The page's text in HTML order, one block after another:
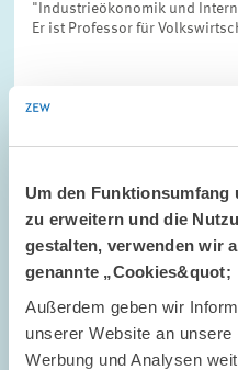
Um den Funktionsumfang
zu erweitern und die
gestalten, verwenden wir
genannte „Cookies&quot;
Außerdem geben wir
unserer Website an
Werbung und Analysen
"Industrieökonomik und
Er ist Professor für
Dr. Ricardo A.
am ZEW
Dr. Ricardo A. Daziano ist vom
Gastwissenschaftler im ZEW-
ist Assistant Professor an der…